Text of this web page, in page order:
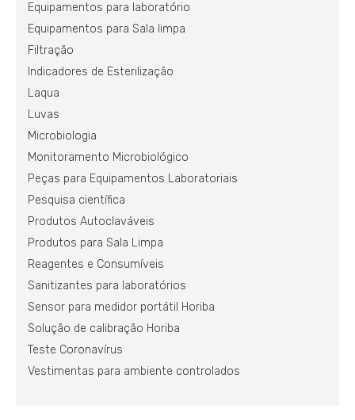
Equipamentos para laboratório
Equipamentos para Sala limpa
Filtração
Indicadores de Esterilização
Laqua
Luvas
Microbiologia
Monitoramento Microbiológico
Peças para Equipamentos Laboratoriais
Pesquisa científica
Produtos Autoclaváveis
Produtos para Sala Limpa
Reagentes e Consumíveis
Sanitizantes para laboratórios
Sensor para medidor portátil Horiba
Solução de calibração Horiba
Teste Coronavírus
Vestimentas para ambiente controlados